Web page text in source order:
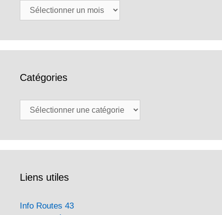
Archives
Catégories
Catégories
Liens utiles
Info Routes 43